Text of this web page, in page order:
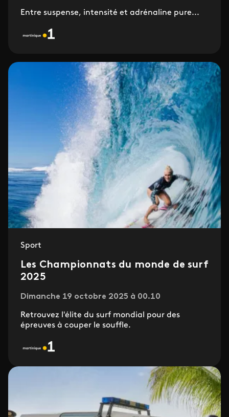
Entre suspense, intensité et adrénaline pure...
Sport
Les Championnats du monde de surf
2025
Dimanche 19 octobre 2025 à 00.10
Retrouvez l'élite du surf mondial pour des
épreuves à couper le souffle.